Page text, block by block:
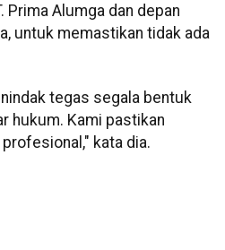
Prima Alumga dan depan
untuk memastikan tidak ada
tegas segala bentuk
hukum. Kami pastikan
kata dia.